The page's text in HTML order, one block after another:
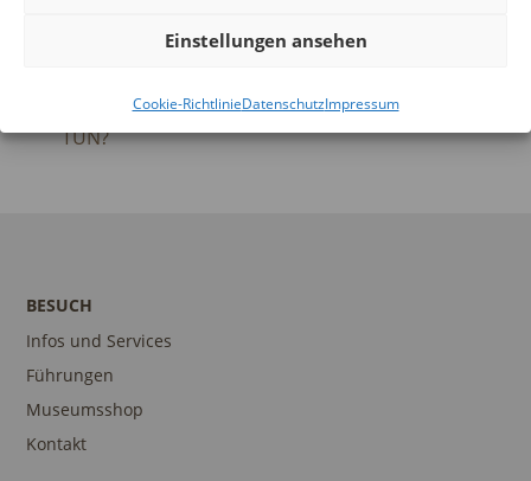
Einstellungen ansehen
Cookie-RichtlinieDatenschutzImpressum
EINFACH GRÜN – ODER:
ÖFFENTLICHE HAND
TUN?
FRANKFURT_2099 –
RAHMENPROGRAMM
BESUCH
Infos und Services
Führungen
Museumsshop
Kontakt